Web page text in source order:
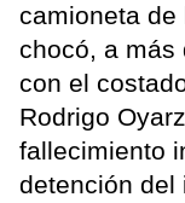
camioneta de
chocó, a más
con el
Rodrigo
fallecimiento
detención del